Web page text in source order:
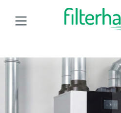
Zum Hauptinhalt springen
Wohnraumluftfilter
Ersatzfilter
ValloPlus 450